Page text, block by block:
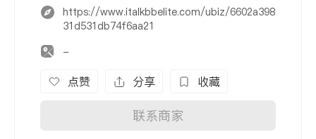
https://www.italkbbelite.com/ubiz/6602a398
31d531db74f6aa21
-
点赞 分享 收藏
联系商家